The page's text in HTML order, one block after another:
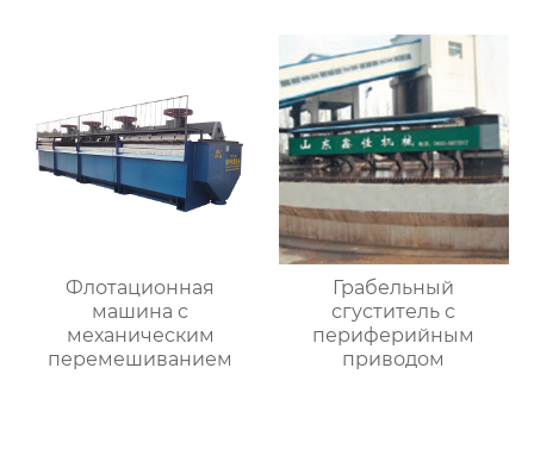
Флотационная
машина с
механическим
перемешиванием
Грабельный
сгуститель с
периферийным
приводом